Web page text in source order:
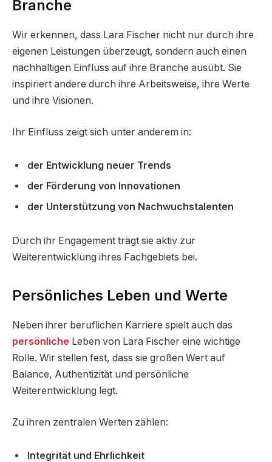
Branche
Wir erkennen, dass Lara Fischer nicht nur durch ihre
eigenen Leistungen überzeugt, sondern auch einen
nachhaltigen Einfluss auf ihre Branche ausübt. Sie
inspiriert andere durch ihre Arbeitsweise, ihre Werte
und ihre Visionen.
Ihr Einfluss zeigt sich unter anderem in:
der Entwicklung neuer Trends
der Förderung von Innovationen
der Unterstützung von Nachwuchstalenten
Durch ihr Engagement trägt sie aktiv zur
Weiterentwicklung ihres Fachgebiets bei.
Persönliches Leben und Werte
Neben ihrer beruflichen Karriere spielt auch das
persönliche Leben von Lara Fischer eine wichtige
Rolle. Wir stellen fest, dass sie großen Wert auf
Balance, Authentizität und persönliche
Weiterentwicklung legt.
Zu ihren zentralen Werten zählen:
Integrität und Ehrlichkeit